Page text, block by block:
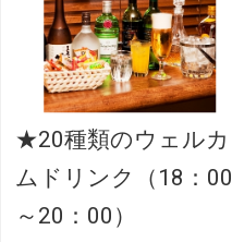
★20種類のウェルカ
ムドリンク（18：00
～20：00）